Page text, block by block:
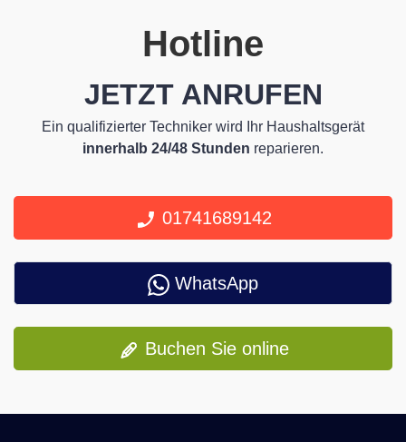
Hotline
JETZT ANRUFEN
Ein qualifizierter Techniker wird Ihr Haushaltsgerät
innerhalb 24/48 Stunden reparieren.
01741689142
WhatsApp
Buchen Sie online